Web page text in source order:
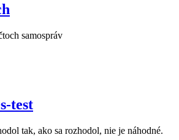
samospráv
test
tak, ako sa rozhodol, nie je náhodné.